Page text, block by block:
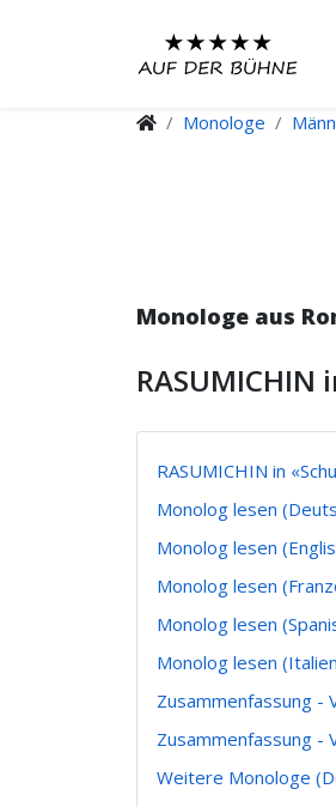
Monologe
Monologe aus
RASUMICHIN in
Monolog lesen
Monolog lesen
Monolog lesen
Monolog lesen
Monolog lesen
Zusammenfassung -
Zusammenfassung -
Weitere Monologe